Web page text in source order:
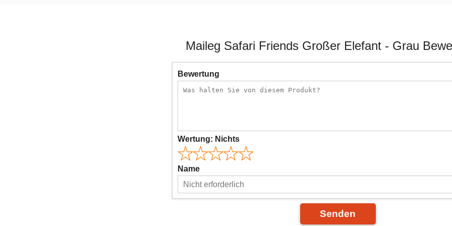
Maileg Safari Friends Großer Elefant - Grau
Bewertung
Wertung: Nichts
Name
Senden